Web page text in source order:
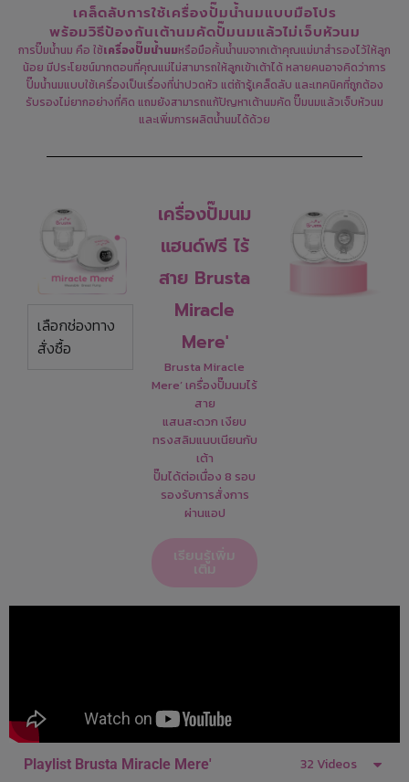
เคล็ดลับการใช้เครื่องปั๊มน้ำนมแบบมือโปร
พร้อมวิธีป้องกันเต้านมคัดปั๊มนมแล้วไม่เจ็บหัวนม
การปั๊มน้ำนม คือ ใช้เครื่องปั๊มน้ำนมหรือมือคั้นน้ำนมจากเต้าคุณแม่มาสำรองไว้ให้ลูก
น้อย มีประโยชน์มากตอนที่คุณแม่ไม่สามารถให้ลูกเข้าเต้าได้ หลายคนอาจคิดว่าการ
ปั๊มน้ำนมแบบใช้เครื่องเป็นเรื่องที่น่าปวดหัว แต่ถ้ารู้เคล็ดลับ และเทคนิคที่ถูกต้อง
รับรองไม่ยากอย่างที่คิด แถมยังสามารถแก้ปัญหาเต้านมคัด ปั๊มนมแล้วเจ็บหัวนม
และเพิ่มการผลิตน้ำนมได้ด้วย
เลือกช่องทาง
สั่งซื้อ
เครื่องปั๊มนม
แฮนด์ฟรี ไร้
สาย Brusta
Miracle
Mere'
Brusta Miracle
Mere’ เครื่องปั๊มนมไร้
สาย
แสนสะดวก เงียบ
ทรงสลิมแนบเนียนกับ
เต้า
ปั๊มได้ต่อเนื่อง 8 รอบ
รองรับการสั่งการ
ผ่านแอป
เรียนรู้เพิ่ม
เติม
Playlist Brusta Miracle Mere' 32 Videos